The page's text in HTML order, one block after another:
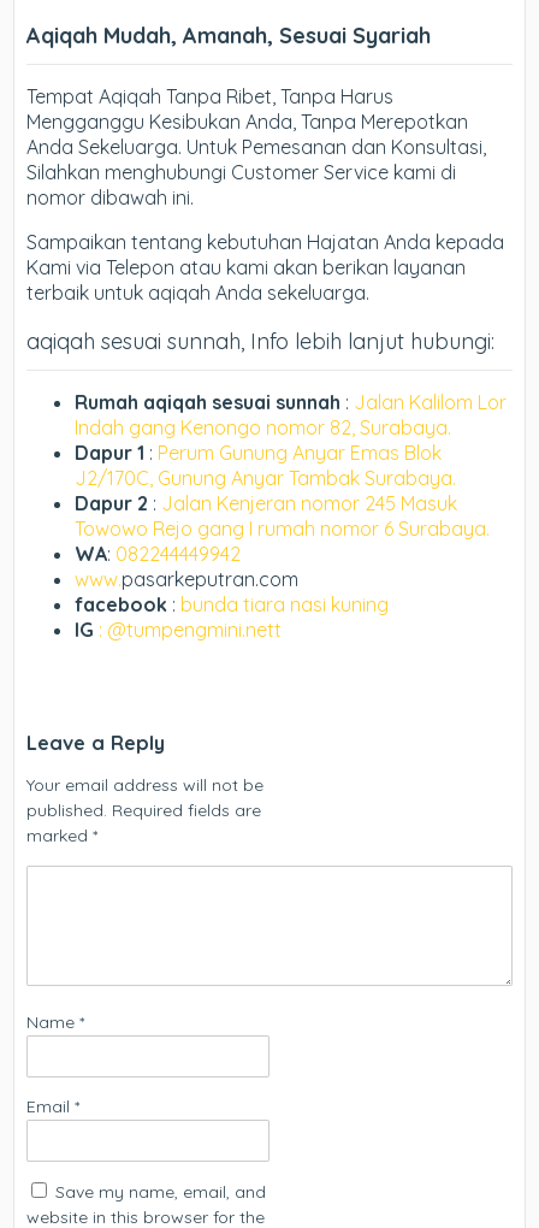
Aqiqah Mudah, Amanah, Sesuai Syariah
Tempat Aqiqah Tanpa Ribet, Tanpa Harus
Mengganggu Kesibukan Anda, Tanpa Merepotkan
Anda Sekeluarga. Untuk Pemesanan dan Konsultasi,
Silahkan menghubungi Customer Service kami di
nomor dibawah ini.
Sampaikan tentang kebutuhan Hajatan Anda kepada
Kami via Telepon atau kami akan berikan layanan
terbaik untuk aqiqah Anda sekeluarga.
aqiqah sesuai sunnah, Info lebih lanjut hubungi:
Rumah aqiqah sesuai sunnah : Jalan Kalilom Lor
Indah gang Kenongo nomor 82, Surabaya.
Dapur 1 : Perum Gunung Anyar Emas Blok
J2/170C, Gunung Anyar Tambak Surabaya.
Dapur 2 : Jalan Kenjeran nomor 245 Masuk
Towowo Rejo gang I rumah nomor 6 Surabaya.
WA: 082244449942
www.pasarkeputran.com
facebook : bunda tiara nasi kuning
IG : @tumpengmini.nett
Leave a Reply
Your email address will not be
published. Required fields are
marked*
Name*
Email*
Save my name, email, and
website in this browser for the